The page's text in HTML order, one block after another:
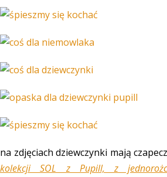
na zdjęciach dziewczynki mają
kolekcji SOL z Pupill, z